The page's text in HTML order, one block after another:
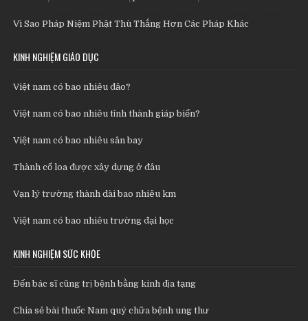
Vì Sao Pháp Niệm Phật Thù Thắng Hơn Các Pháp Khác
KINH NGHIỆM GIÁO DỤC
Việt nam có bao nhiêu đảo?
Việt nam có bao nhiêu tỉnh thành giáp biển?
Việt nam có bao nhiêu sân bay
Thành cổ loa được xây dựng ở đâu
Vạn lý trường thành dài bao nhiêu km
Việt nam có bao nhiêu trường đại học
KINH NGHIỆM SỨC KHỎE
Đến bác sĩ cũng trị bệnh bằng kinh địa tạng
Chia sẻ bài thuốc Nam quý chữa bệnh ung thư